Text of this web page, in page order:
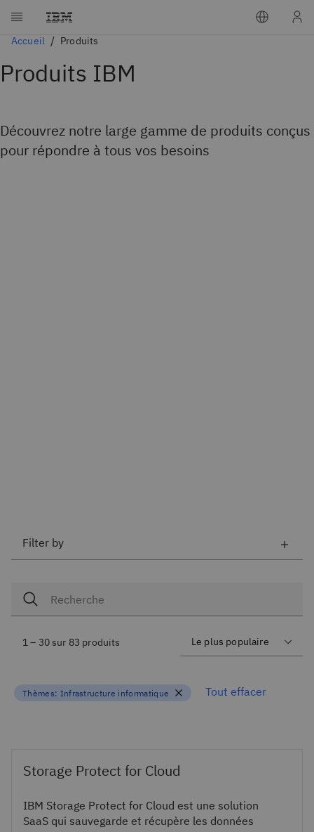
Accueil Produits
Produits IBM
Découvrez notre large gamme de produits conçus
pour répondre à tous vos besoins
Filter by
1 – 30 sur 83 produits
Thèmes: Infrastructure informatique Tout effacer
Storage Protect for Cloud
IBM Storage Protect for Cloud est une solution
SaaS qui sauvegarde et récupère les données